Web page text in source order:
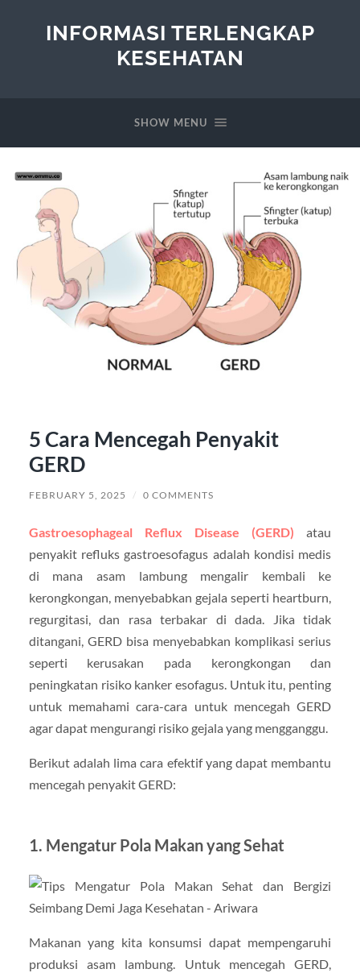
INFORMASI TERLENGKAP
KESEHATAN
SHOW MENU
5 Cara Mencegah Penyakit
GERD
FEBRUARY 5, 2025 / 0 COMMENTS
Gastroesophageal Reflux Disease (GERD) atau
penyakit refluks gastroesofagus adalah kondisi medis
di mana asam lambung mengalir kembali ke
kerongkongan, menyebabkan gejala seperti heartburn,
regurgitasi, dan rasa terbakar di dada. Jika tidak
ditangani, GERD bisa menyebabkan komplikasi serius
seperti kerusakan pada kerongkongan dan
peningkatan risiko kanker esofagus. Untuk itu, penting
untuk memahami cara-cara untuk mencegah GERD
agar dapat mengurangi risiko gejala yang mengganggu.
Berikut adalah lima cara efektif yang dapat membantu
mencegah penyakit GERD:
1. Mengatur Pola Makan yang Sehat
Makanan yang kita konsumsi dapat mempengaruhi
produksi asam lambung. Untuk mencegah GERD,